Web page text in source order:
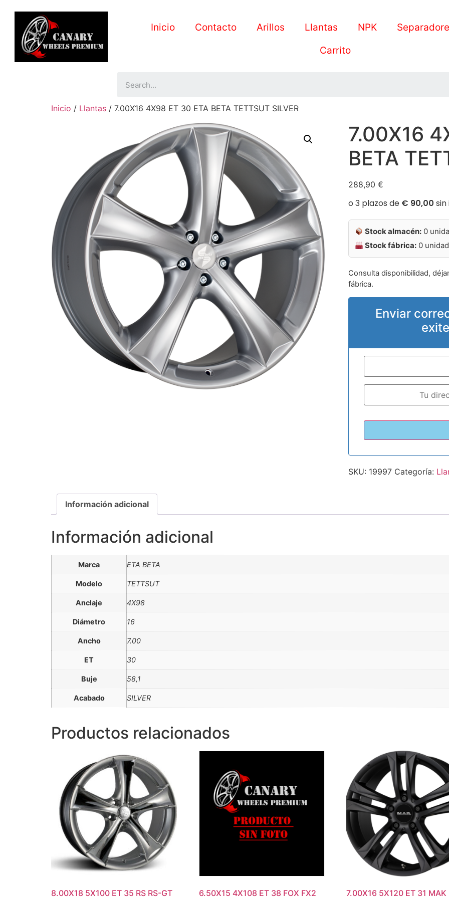
Inicio Contacto Arillos Llantas NPK
Carrito
Inicio / Llantas / 7.00X16 4X98 ET 30 ETA BETA TETTSUT SILVER
7.00X16
BETA
288,90 €
Stock almacén:0
Stock fábrica:0
Consulta disponibilidad,
fábrica.
Enviar
SKU: 19997 Categoría:
Información adicional
Información adicional
Marca ETA BETA
Modelo TETTSUT
Anclaje 4X98
Diámetro 16
Ancho 7.00
ET 30
Buje 58,1
Acabado SILVER
Productos relacionados
8.00X18 5X100 ET 35 RS RS-GT
6.50X15 4X108 ET 38 FOX FX2
7.00X16 5X120 ET 31 MAK